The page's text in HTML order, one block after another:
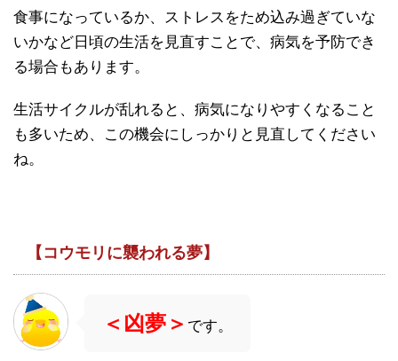
食事になっているか、ストレスをため込み過ぎていな
いかなど日頃の生活を見直すことで、病気を予防でき
る場合もあります。
生活サイクルが乱れると、病気になりやすくなること
も多いため、この機会にしっかりと見直してください
ね。
【コウモリに襲われる夢】
＜凶夢＞ です。